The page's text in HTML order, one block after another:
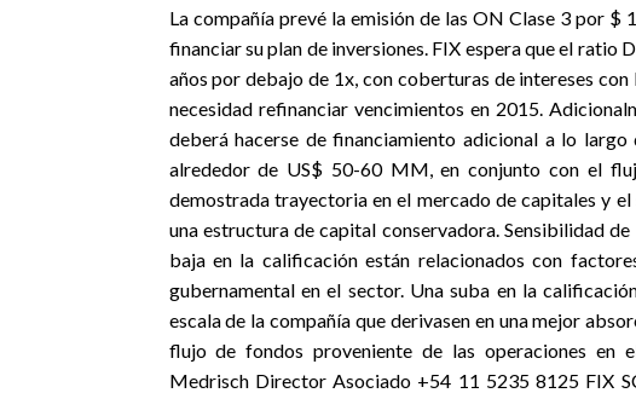
La compañía prevé la emisión de las ON Clase 3 por
financiar su plan de inversiones. FIX espera que el
años por debajo de 1x, con coberturas de intereses
necesidad refinanciar vencimientos en 2015.
deberá hacerse de financiamiento adicional a lo
alrededor de US$ 50-60 MM, en conjunto con el
demostrada trayectoria en el mercado de capitales y
una estructura de capital conservadora. Sensibilidad
baja en la calificación están relacionados con
gubernamental en el sector. Una suba en la
escala de la compañía que derivasen en una mejor
flujo de fondos proveniente de las operaciones en
Medrisch Director Asociado +54 11 5235 8125 FIX